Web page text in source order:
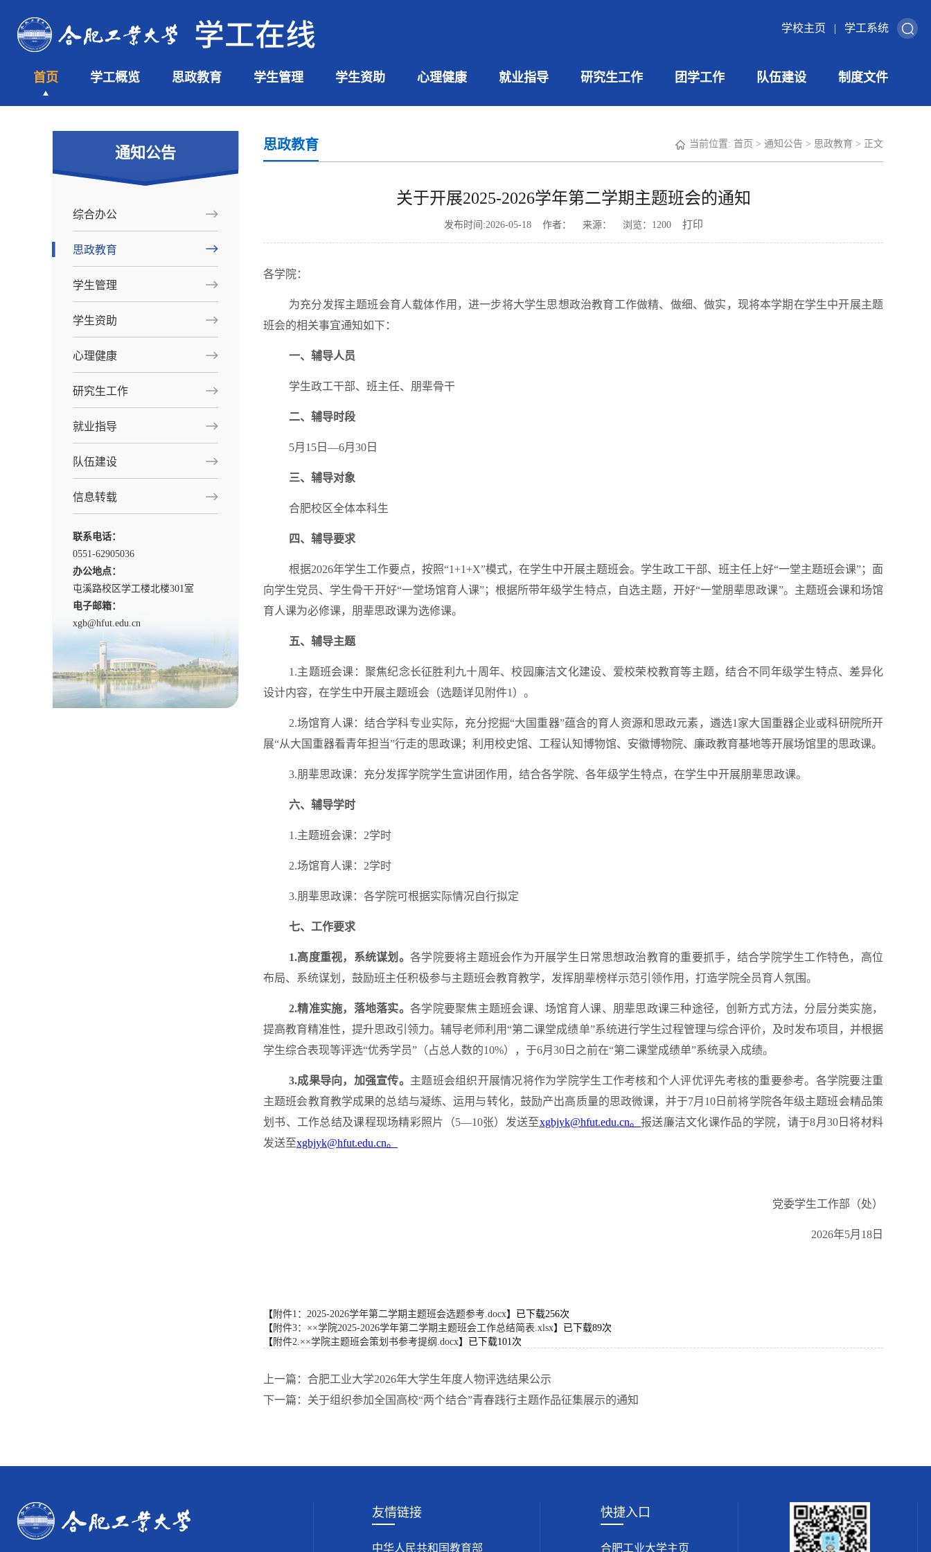
学校主页 | 学工系统
首页 学工概览 思政教育 学生管理 学生资助 心理健康 就业指导 研究生工作 团学工作 队伍建设 制度文件
通知公告
综合办公
思政教育
学生管理
学生资助
心理健康
研究生工作
就业指导
队伍建设
信息转载
联系电话：
0551-62905036
办公地点：
屯溪路校区学工楼北楼301室
电子邮箱：
xgb@hfut.edu.cn
思政教育 当前位置: 首页 > 通知公告 > 思政教育 > 正文
关于开展2025-2026学年第二学期主题班会的通知
发布时间:2026-05-18 作者： 来源： 浏览： 1200 打印
各学院：
为充分发挥主题班会育人载体作用，进一步将大学生思想政治教育工作做精、做细、做实，现将本学期在学生中开展主题
班会的相关事宜通知如下：
一、辅导人员
学生政工干部、班主任、朋辈骨干
二、 辅导时段
5月15日—6月30日
三、辅导对象
合肥校区全体本科生
四、 辅导要求
根据2026年学生工作要点，按照“1+1+X”模式，在学生中开展主题班会。学生政工干部、班主任上好“一堂主题班会课”；面
向学生党员、学生骨干开好“一堂场馆育人课”；根据所带年级学生特点，自选主题，开好“一堂朋辈思政课”。主题班会课和场馆
育人课为必修课，朋辈思政课为选修课。
五、 辅导主题
1.主题班会课：聚焦纪念长征胜利九十周年、校园廉洁文化建设、爱校荣校教育等主题，结合不同年级学生特点、差异化
设计内容，在学生中开展主题班会（选题详见附件1）。
2.场馆育人课：结合学科专业实际，充分挖掘“大国重器”蕴含的育人资源和思政元素，遴选1家大国重器企业或科研院所开
展“从大国重器看青年担当”行走的思政课；利用校史馆、工程认知博物馆、安徽博物院、廉政教育基地等开展场馆里的思政课。
3.朋辈思政课：充分发挥学院学生宣讲团作用，结合各学院、各年级学生特点，在学生中开展朋辈思政课。
六、辅导学时
1.主题班会课：2学时
2.场馆育人课：2学时
3.朋辈思政课：各学院可根据实际情况自行拟定
七、工作要求
1.高度重视，系统谋划。 各学院要将主题班会作为开展学生日常思想政治教育的重要抓手，结合学院学生工作特色，高位
布局、系统谋划，鼓励班主任积极参与主题班会教育教学，发挥朋辈榜样示范引领作用，打造学院全员育人氛围。
2.精准实施，落地落实。 各学院要聚焦主题班会课、场馆育人课、朋辈思政课三种途径，创新方式方法，分层分类实施，
提高教育精准性，提升思政引领力。辅导老师利用“第二课堂成绩单”系统进行学生过程管理与综合评价，及时发布项目，并根据
学生综合表现等评选“优秀学员”（占总人数的10%），于6月30日之前在“第二课堂成绩单”系统录入成绩。
3.成果导向，加强宣传。 主题班会组织开展情况将作为学院学生工作考核和个人评优评先考核的重要参考。各学院要注重
主题班会教育教学成果的总结与凝练、运用与转化，鼓励产出高质量的思政微课，并于7月10日前将学院各年级主题班会精品策
划书、工作总结及课程现场精彩照片（5—10张）发送至xgbjyk@hfut.edu.cn。报送廉洁文化课作品的学院，请于8月30日将材料
发送至xgbjyk@hfut.edu.cn。
党委学生工作部（处）
2026年5月18日
【 附件1：2025-2026学年第二学期主题班会选题参考.docx】已下载256次
【 附件3：××学院2025-2026学年第二学期主题班会工作总结简表.xlsx】已下载89次
【 附件2.××学院主题班会策划书参考提纲.docx】已下载101次
上一篇：合肥工业大学2026年大学生年度人物评选结果公示
下一篇：关于组织参加全国高校“两个结合”青春践行主题作品征集展示的通知
友情链接
中华人民共和国教育部
快捷入口
合肥工业大学主页